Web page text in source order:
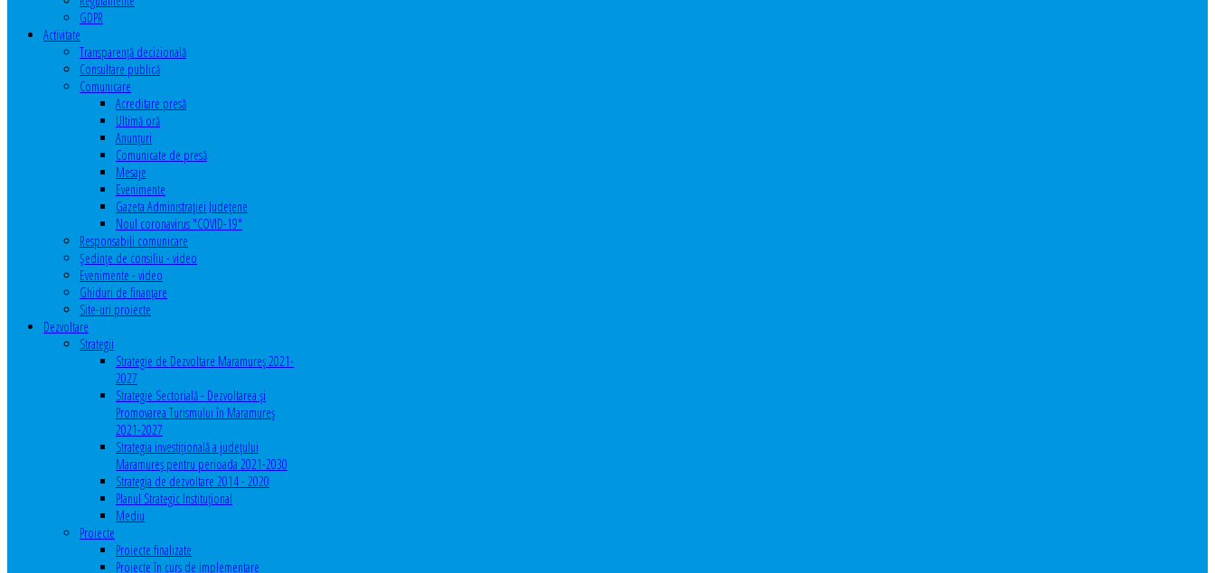
GDPR
Activitate
Transparenţă decizională
Consultare publică
Comunicare
Acreditare presă
Ultimă oră
Anunţuri
Comunicate de presă
Mesaje
Evenimente
Gazeta Administraţiei Judeţene
Noul coronavirus "COVID-19"
Responsabili comunicare
Şedinţe de consiliu - video
Evenimente - video
Ghiduri de finanţare
Site-uri proiecte
Dezvoltare
Strategii
Strategie de Dezvoltare Maramureș 2021-
2027
Strategie Sectorială - Dezvoltarea și
Promovarea Turismului în Maramureș
2021-2027
Strategia investiţională a județului
Maramureș pentru perioada 2021-2030
Strategia de dezvoltare 2014 - 2020
Planul Strategic Instituţional
Mediu
Proiecte
Proiecte finalizate
Proiecte în curs de implementare